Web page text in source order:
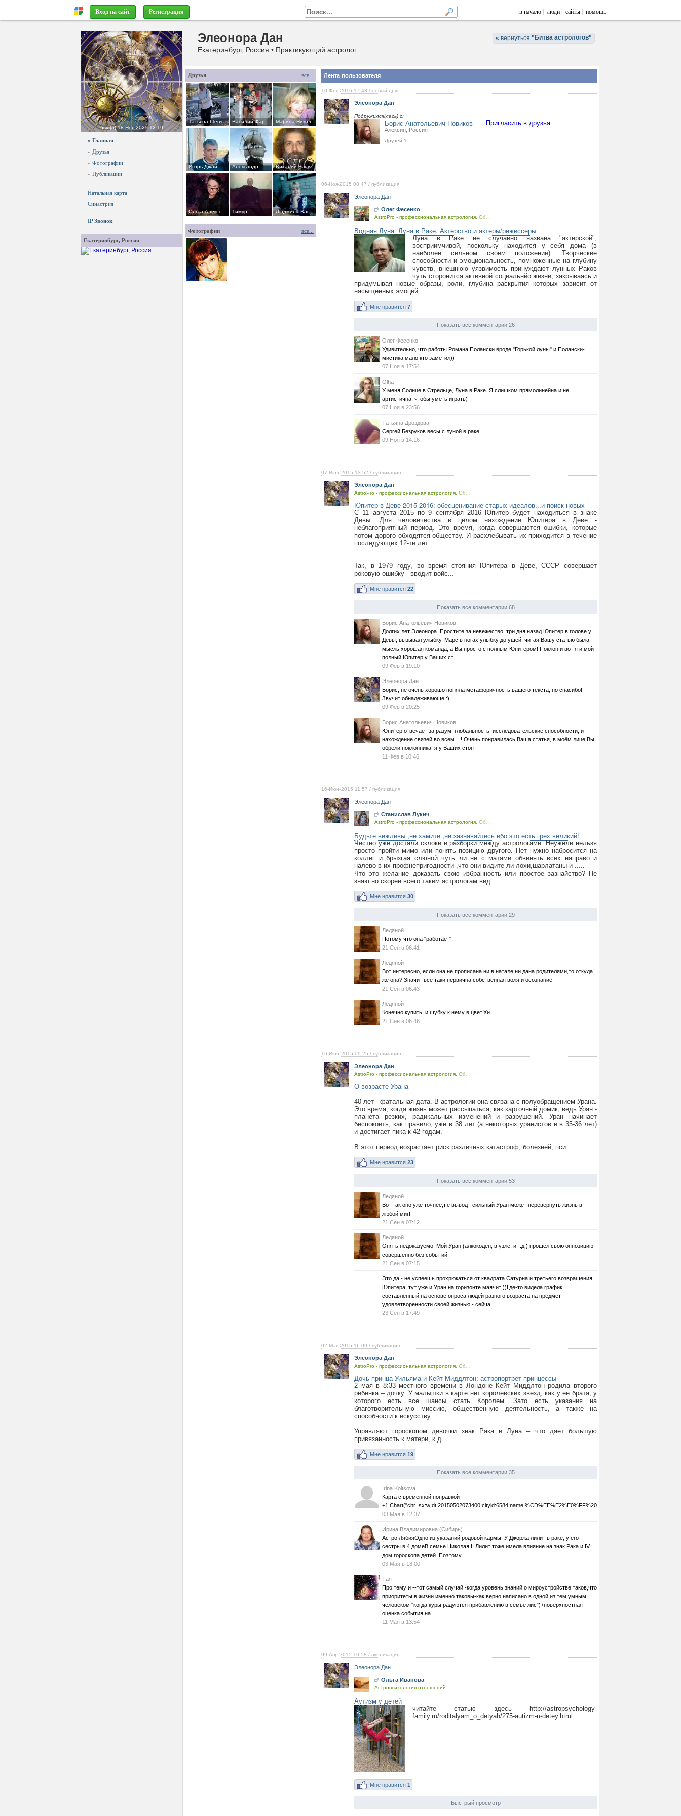
Вход на сайт Регистрация в начало люди сайты помощь
« вернуться " Битва астрологов"
Элеонора Дан
Екатеринбург, Россия • Практикующий астролог
был(а)18-Ноя-2025 12:19
» Главная
» Друзья
» Фотографии
» Публикации
Натальная карта
Синастрия
IP Звонок
Екатеринбург, Россия
все...
Друзья
Татьяна Шевченко Марина Николаевна Осадчая
Игорь Джай Александр Виталий Васильевич ВЕТАШ
Тимур Людмила Васенко
все...
Фотографии
Лента пользователя
10-Фев-2016 17:43 / новый друг
Элеонора Дан
Подружился(лась) с:
Пригласить в друзья
Борис Анатольевич Новиков
Алексин, Россия
Друзей 1
06-Ноя-2015 08:47 / публикация
Элеонора Дан
Олег Фесенко
AstroPro - профессиональная астрология. Об...
Водная Луна. Луна в Раке. Актерство и актеры/режиссеры
Луна в Раке не случайно названа "актерской",
восприимчивой, поскольку находится у себя дома (в
наиболее сильном своем положении). Творческие
способности и эмоциональность, помноженные на глубину
чувств, внешнюю уязвимость принуждают лунных Раков
чуть сторонится активной социальнйо жизни, закрываясь и
придумывая новые образы, роли, глубина раскрытия которых зависит от
насыщенных эмоций...
Мне нравится 7
Показать все комментарии 26
Олег Фесенко
Удивительно, что работы Романа Полански вроде "Горькой луны" и Полански-
мистика мало кто заметил))
07 Ноя в 17:54
Olha
У меня Солнце в Стрельце, Луна в Раке. Я слишком прямолинейна и не
артистична, чтобы уметь играть)
07 Ноя в 23:56
Татьяна Дроздова
Сергей Безруков весы с луной в раке.
09 Ноя в 14:16
07-Июл-2015 13:52 / публикация
Элеонора Дан
AstroPro - профессиональная астрология. Об...
Юпитер в Деве 2015-2016: обесценивание старых идеалов...и поиск новых
С 11 августа 2015 по 9 сентября 2016 Юпитер будет находиться в знаке
Девы. Для человечества в целом нахождение Юпитера в Деве -
неблагоприятный период. Это время, когда совершаются ошибки, которые
потом дорого обходятся обществу. И расхлебывать их приходится в течение
последующих 12-ти лет.
Так, в 1979 году, во время стояния Юпитера в Деве, СССР совершает
роковую ошибку - вводит войс...
Мне нравится 22
Показать все комментарии 68
Борис Анатольевич Новиков
Долгих лет Элеонора. Простите за невежество: три дня назад Юпитер в голове у
Девы, вызывал улыбку, Марс в ногах улыбку до ушей, читая Вашу статью была
мысль хорошая команда, а Вы просто с полным Юпитером! Поклон и вот я и мой
полный Юпитер у Ваших ст
09 Фев в 19:10
Элеонора Дан
Борис, не очень хорошо поняла метафоричность вашего текста, но спасибо!
Звучит обнадеживающе :)
09 Фев в 20:25
Борис Анатольевич Новиков
Юпитер отвечает за разум, глобальность, исследовательские способности, и
нахождение связей во всем ...! Очень понравилась Ваша статья, в моём лице Вы
обрели поклонника, я у Ваших стоп
11 Фев в 10:46
16-Июн-2015 11:57 / публикация
Элеонора Дан
Станислав Лукич
AstroPro - профессиональная астрология. Об...
Будьте вежливы ,не хамите ,не зазнавайтесь ибо это есть грех великий!
Честно уже достали склоки и разборки между астрологами .Неужели нельзя
просто пройти мимо или понять позицию другого. Нет нужно набросится на
коллег и брызгая слюной чуть ли не с матами обвинять всех направо и
налево в их профнепригодности ,что они видите ли лохи,шарлатаны и .....
Что это желание доказать свою избранность или простое зазнайство? Не
знаю но скорее всего таким астрологам вид...
Мне нравится 30
Показать все комментарии 29
Ледяной
Потому что она "работает".
21 Сен в 06:41
Ледяной
Вот интересно, если она не прописана ни в натале ни дана родителями,то откуда
же она? Значит всё таки первична собственная воля и осознание.
21 Сен в 06:43
Ледяной
Конечно купить, и шубку к нему в цвет.Хи
21 Сен в 06:46
16-Июн-2015 09:25 / публикация
Элеонора Дан
AstroPro - профессиональная астрология. Об...
О возрасте Урана
40 лет - фатальная дата. В астрологии она связана с полуобращением Урана.
Это время, когда жизнь может рассыпаться, как карточный домик, ведь Уран -
планета резких, радикальных изменений и разрушений. Уран начинает
беспокоить, как правило, уже в 38 лет (а некоторых уранистов и в 35-36 лет)
и достигает пика к 42 годам.
В этот период возрастает риск различных катастроф, болезней, пси...
Мне нравится 23
Показать все комментарии 53
Ледяной
Вот так оно уже точнее,т.е вывод : сильный Уран может перевернуть жизнь в
любой миг!
21 Сен в 07:12
Ледяной
Опять недоказуемо. Мой Уран (алкокоден, в узле, и т.д.) прошёл свою оппозицию
совершенно без событий.
21 Сен в 07:15
Это да - не успеешь прохрюкаться от квадрата Сатурна и третьего возвращения
Юпитера, тут уже и Уран на горизонте маячит ))Где-то видела график,
составленный на основе опроса людей разного возраста на предмет
удовлетворенности своей жизнью - сейча
23 Сен в 17:49
02-Мая-2015 16:09 / публикация
Элеонора Дан
AstroPro - профессиональная астрология. Об...
Дочь принца Уильяма и Кейт Миддлтон: астропортрет принцессы
2 мая в 8:33 местного времени в Лондоне Кейт Миддлтон родила второго
ребенка – дочку. У малышки в карте нет королевских звезд, как у ее брата, у
которого есть все шансы стать Королем. Зато есть указания на
благотворительную миссию, общественную деятельность, а также на
способности к искусству.
Управляют гороскопом девочки знак Рака и Луна – что дает большую
привязанность к матери, к д...
Мне нравится 19
Показать все комментарии 35
Irina Koltsova
Карта с временной поправкой
03 Мая в 12:37
Ирина Владимировна (Сибирь)
Астро ЛябияОдно из указаний родовой кармы. У Джоржа лилит в раке, у его
сестры в 4 домеВ семье Николая II Лилит тоже имела влияние на знак Рака и IV
дом гороскопа детей. Поэтому......
03 Мая в 18:00
Тая
Про тему и --тот самый случай -когда уровень знаний о мироустройстве таков,что
приоритеты в жизни именно таковы-как верно написано в одной из тем умным
человеком "когда куры радуются прибавлению в семье лис")+поверхностная
оценка события на
11 Мая в 13:54
09-Апр-2015 10:58 / публикация
Элеонора Дан
Ольга Иванова
Астропсихология отношений
Аутизм у детей
читайте статью здесь http://astropsychology-
family.ru/roditalyam_o_detyah/275-autizm-u-detey.html
Мне нравится 1
Быстрый просмотр